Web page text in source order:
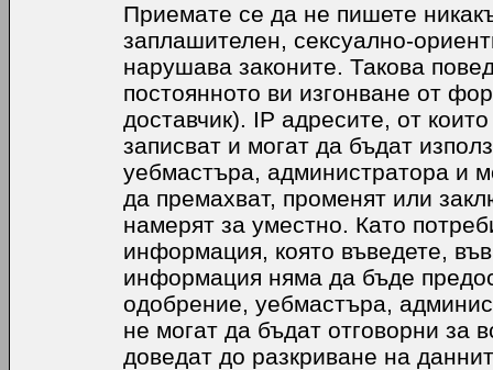
Приемате се да не пишете
заплашителен, сексуално-
нарушава законите. Такова
постоянното ви изгонване от
доставчик). IP адресите, от
записват и могат да бъдат
уебмастъра, администратора и
да премахват, променят или
намерят за уместно. Като
информация, която въведете,
информация няма да бъде
одобрение, уебмастъра,
не могат да бъдат отговорни за
доведат до разкриване на